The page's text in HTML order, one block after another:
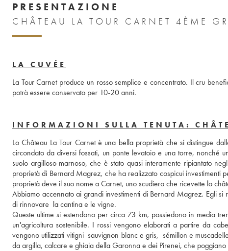
PRESENTAZIONE
LA CUVÉE
La Tour Carnet produce un rosso semplice e concentrato. Il cru
potrà essere conservato per 10-20 anni.
INFORMAZIONI SULLA TENUTA:
Lo Château La Tour Carnet è una bella proprietà che si distingue
circondato da diversi fossati, un ponte levatoio e una torre, nonché
suolo argilloso-marnoso, che è stato quasi interamente ripiantato
proprietà di Bernard Magrez, che ha realizzato cospicui investimenti
proprietà deve il suo nome a Carnet, uno scudiero che ricevette lo
Abbiamo accennato ai grandi investimenti di Bernard Magrez. Egli
di rinnovare  la cantina e le vigne.
Queste ultime si estendono per circa 73 km, possiedono in media
un'agricoltura sostenibile. I rossi vengono elaborati a partire da
vengono utilizzati vitigni  sauvignon blanc e gris,  sémillon e
da argilla, calcare e ghiaia della Garonna e dei Pirenei, che poggiano